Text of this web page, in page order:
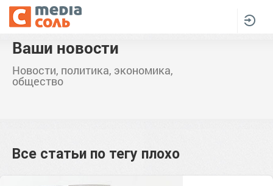
Ваши новости
Новости, политика, экономика,
общество
Все статьи по тегу плохо